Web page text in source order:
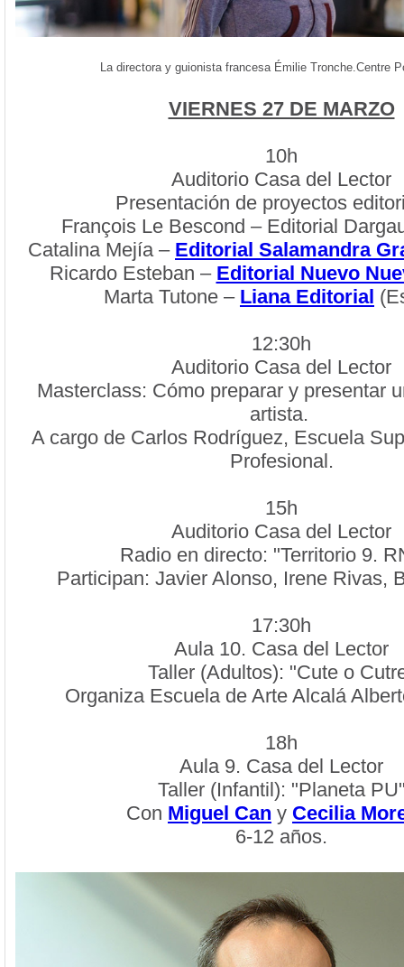
La directora y guionista francesa Émilie Tronche.Centre
VIERNES 27 DE MARZO
10h
Auditorio Casa del Lector
Presentación de proyectos
François Le Bescond – Editorial
Catalina Mejía – Editorial Salamandra
Ricardo Esteban – Editorial Nuevo
Marta Tutone – Liana Editorial
12:30h
Auditorio Casa del Lector
Masterclass: Cómo preparar y presentar
artista.
A cargo de Carlos Rodríguez, Escuela
Profesional.
15h
Auditorio Casa del Lector
Radio en directo: "Territorio 9.
Participan: Javier Alonso, Irene Rivas,
17:30h
Aula 10. Casa del Lector
Taller (Adultos): "Cute o
Organiza Escuela de Arte Alcalá
18h
Aula 9. Casa del Lector
Taller (Infantil): "Planeta
Con Miguel Can y Cecilia
6-12 años.